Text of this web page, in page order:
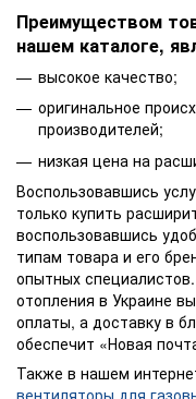
Преимуществом
нашем каталоге,
высокое качество;
оригинальное
производителей;
низкая цена на
Воспользовавшись
только купить
воспользовавшись
типам товара и его
опытных
отопления в Украине
оплаты, а доставку в
обеспечит «Новая
Также в нашем
вентиляторы для